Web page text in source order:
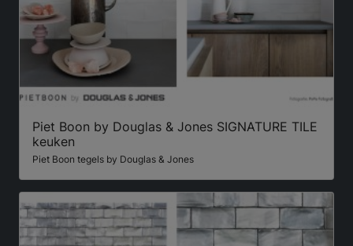
Piet Boon by Douglas & Jones SIGNATURE TILE
keuken
Piet Boon tegels by Douglas & Jones